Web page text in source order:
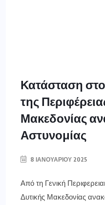
Κατάσταση
της
Μακεδονίας
Αστυνομίας
8 ΙΑΝΟΥΑΡΊΟΥ 2025
Από τη Γενική
Δυτικής Μακεδονίας